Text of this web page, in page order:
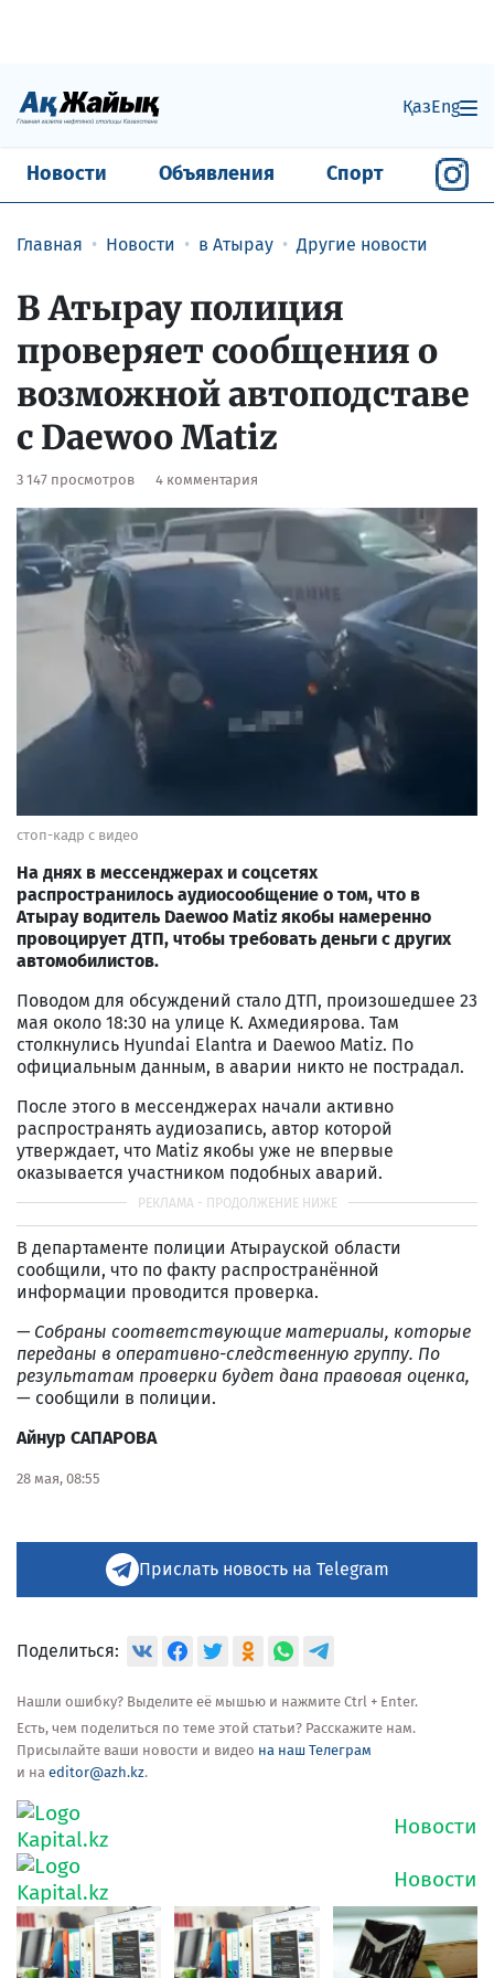
ҚазEng
Новости Объявления Спорт
Главная Новости в Атырау Другие новости
В Атырау полиция
проверяет сообщения о
возможной автоподставе
с Daewoo Matiz
3 147 просмотров 4 комментария
стоп-кадр с видео
На днях в мессенджерах и соцсетях
распространилось аудиосообщение о том, что в
Атырау водитель Daewoo Matiz якобы намеренно
провоцирует ДТП, чтобы требовать деньги с других
автомобилистов.
Поводом для обсуждений стало ДТП, произошедшее 23
мая около 18:30 на улице К. Ахмедиярова. Там
столкнулись Hyundai Elantra и Daewoo Matiz. По
официальным данным, в аварии никто не пострадал.
После этого в мессенджерах начали активно
распространять аудиозапись, автор которой
утверждает, что Matiz якобы уже не впервые
оказывается участником подобных аварий.
В департаменте полиции Атырауской области
сообщили, что по факту распространённой
информации проводится проверка.
— Собраны соответствующие материалы, которые
переданы в оперативно-следственную группу. По
результатам проверки будет дана правовая оценка,
— сообщили в полиции.
Айнур САПАРОВА
28 мая, 08:55
Прислать новость на Telegram
Поделиться:
Нашли ошибку? Выделите её мышью и нажмите Ctrl + Enter.
Есть, чем поделиться по теме этой статьи? Расскажите нам.
Присылайте ваши новости и видео на наш Телеграм
и на editor@azh.kz.